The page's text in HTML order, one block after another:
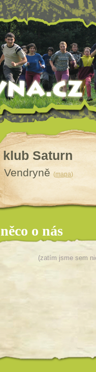
klub Saturn
Vendryně (mapa)
něco o nás
(zatím jsme sem